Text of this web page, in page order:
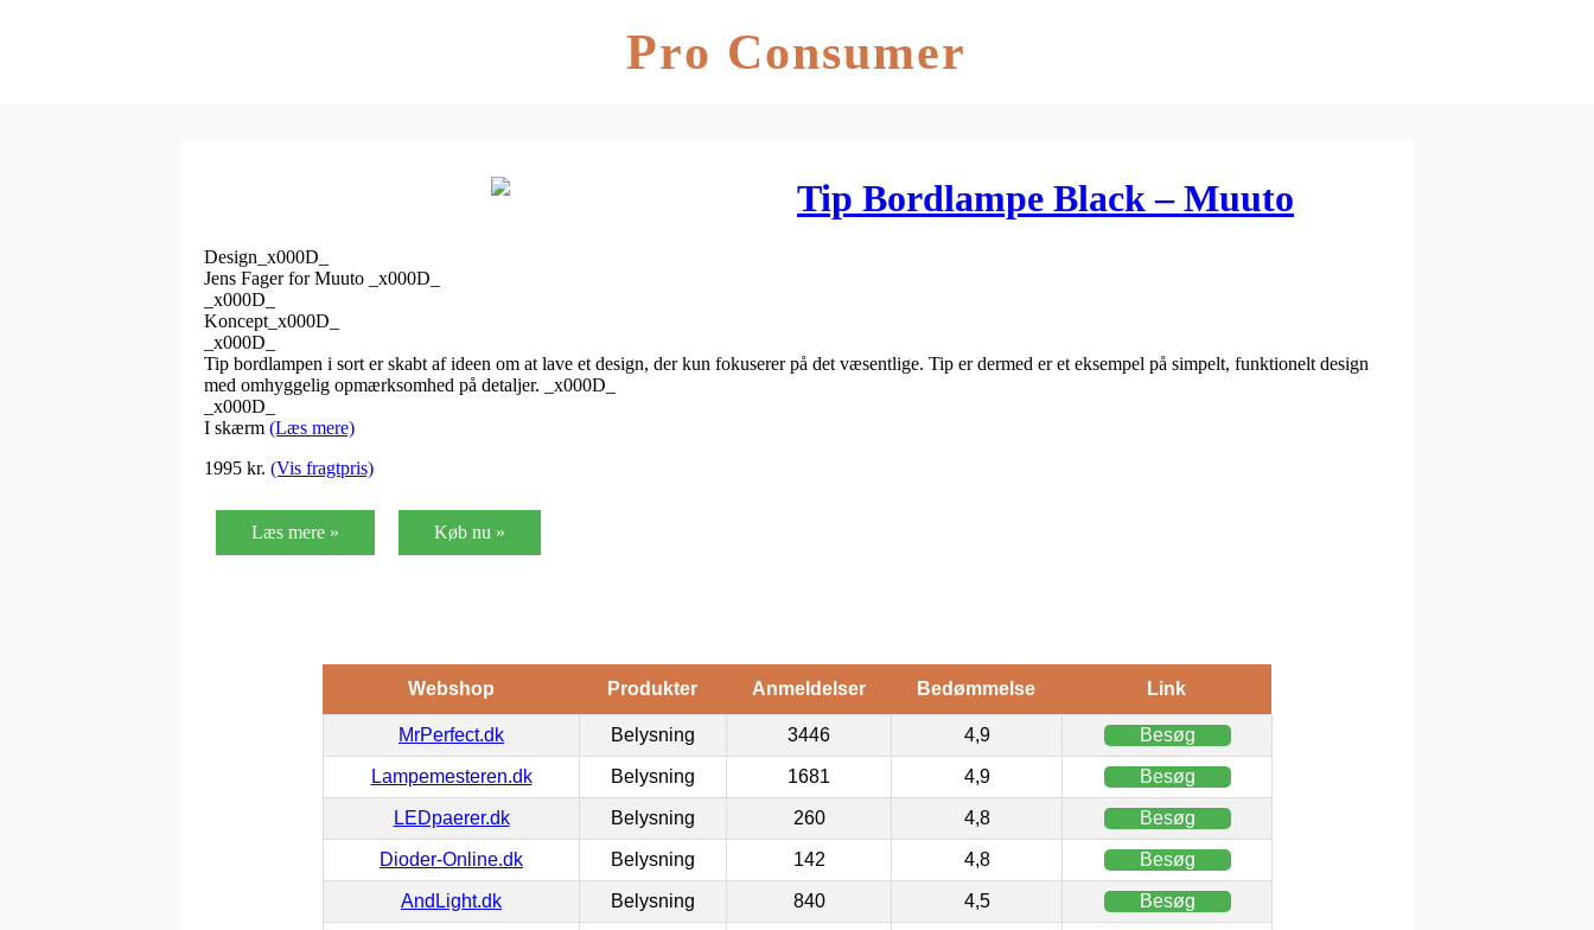
Pro Consumer
Tip Bordlampe Black – Muuto
Design_x000D_
Jens Fager for Muuto _x000D_
_x000D_
Koncept_x000D_
_x000D_
Tip bordlampen i sort er skabt af ideen om at lave et design, der kun fokuserer på det væsentlige. Tip er dermed er et eksempel på simpelt, funktionelt design
med omhyggelig opmærksomhed på detaljer. _x000D_
_x000D_
I skærm (Læs mere)
1995 kr. (Vis fragtpris)
Læs mere » Køb nu »
Webshop Produkter Anmeldelser Bedømmelse Link
MrPerfect.dk Belysning 3446 4,9 Besøg
Lampemesteren.dk Belysning 1681 4,9 Besøg
LEDpaerer.dk Belysning 260 4,8 Besøg
Dioder-Online.dk Belysning 142 4,8 Besøg
AndLight.dk Belysning 840 4,5 Besøg